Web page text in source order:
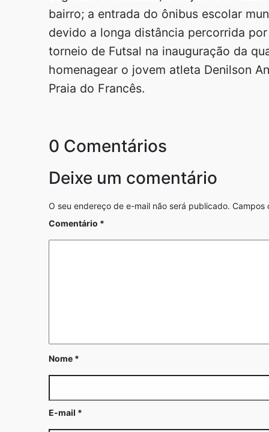
bairro; a entrada do ônibus escolar
devido a longa distância percorrida
torneio de Futsal na inauguração da
homenagear o jovem atleta Denilson
Praia do Francês.
0 Comentários
Deixe um comentário
O seu endereço de e-mail não será publicado. Campos
Comentário *
Nome *
E-mail *